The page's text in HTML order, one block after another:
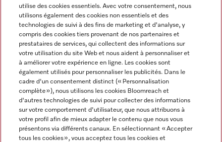
Langue
FRANÇAIS
Miele sur Youtube
utilise des cookies essentiels. Avec votre consentement, nous
utilisons également des cookies non essentiels et des
technologies de suivi à des fins de marketing et d'analyse, y
compris des cookies tiers provenant de nos partenaires et
prestataires de services, qui collectent des informations sur
votre utilisation du site Web et nous aident à personnaliser et
à améliorer votre expérience en ligne. Les cookies sont
également utilisés pour personnaliser les publicités. Dans le
cadre d'un consentement distinct (« Personnalisation
complète »), nous utilisons les cookies Bloomreach et
d'autres technologies de suivi pour collecter des informations
sur votre comportement d'utilisateur, que nous attribuons à
votre profil afin de mieux adapter le contenu que nous vous
présentons via différents canaux. En sélectionnant « Accepter
tous les cookies », vous acceptez tous les cookies et